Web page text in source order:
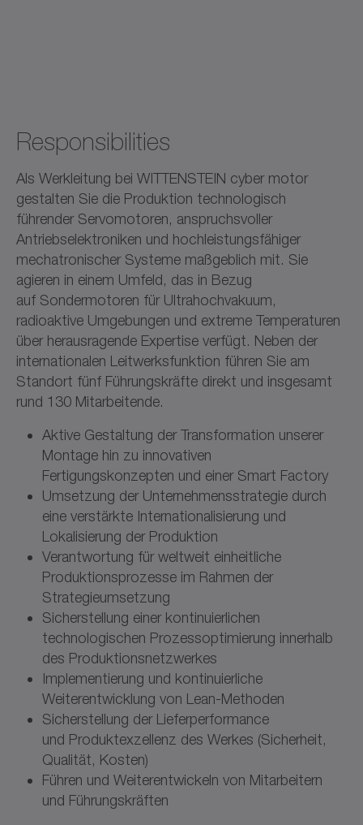
Responsibilities
Als Werkleitung bei WITTENSTEIN cyber motor
gestalten Sie die Produktion technologisch
führender Servomotoren, anspruchsvoller
Antriebselektroniken und hochleistungsfähiger
mechatronischer Systeme maßgeblich mit. Sie
agieren in einem Umfeld, das in Bezug
auf Sondermotoren für Ultrahochvakuum,
radioaktive Umgebungen und extreme Temperaturen
über herausragende Expertise verfügt. Neben der
internationalen Leitwerksfunktion führen Sie am
Standort fünf Führungskräfte direkt und insgesamt
rund 130 Mitarbeitende.
Aktive Gestaltung der Transformation unserer
Montage hin zu innovativen
Fertigungskonzepten und einer Smart Factory
Umsetzung der Unternehmensstrategie durch
eine verstärkte Internationalisierung und
Lokalisierung der Produktion
Verantwortung für weltweit einheitliche
Produktionsprozesse im Rahmen der
Strategieumsetzung
Sicherstellung einer kontinuierlichen
technologischen Prozessoptimierung innerhalb
des Produktionsnetzwerkes
Implementierung und kontinuierliche
Weiterentwicklung von Lean-Methoden
Sicherstellung der Lieferperformance
und Produktexzellenz des Werkes (Sicherheit,
Qualität, Kosten)
Führen und Weiterentwickeln von Mitarbeitern
und Führungskräften